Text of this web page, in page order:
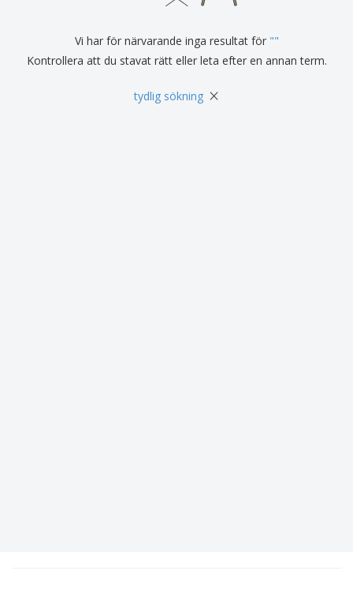
Vi har för närvarande inga resultat för ""
Kontrollera att du stavat rätt eller leta efter en annan term.
tydlig sökning ×